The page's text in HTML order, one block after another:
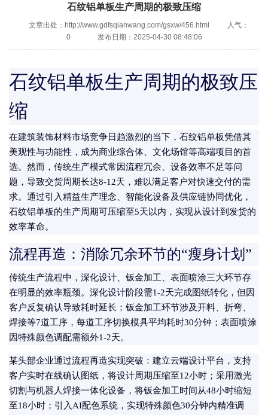
石纹铝单板生产周期的极致压缩
文章出处：http://www.gdfsqianwang.com/gsxw/456.html
人气：
0
发布日期：2025-04-30 08:48:06
石纹铝单板生产周期的极致压
缩
在建筑装饰材料市场竞争日趋激烈的当下，石纹铝单板凭借其
美观性与功能性，成为商业综合体、文化场馆等高端项目的首
选。然而，传统生产模式常因流程冗余、设备效率不足等问
题，导致交货周期长达8-12天，难以满足客户对快速交付的需
求。通过引入精益生产理念、智能化设备及供应链协同优化，
石纹铝单板的生产周期可压缩至5天以内，实现从设计到发货的
效率革命。
流程再造：消除冗余环节的“瘦身计划”
传统生产流程中，深化设计、钣金加工、表面喷涂三大环节存
在明显的效率瓶颈。深化设计阶段需1-2天完成图纸转化，但因
客户反复确认导致耗时延长；钣金加工环节涉及开料、折弯、
焊接等7道工序，每道工序切换模具平均耗时30分钟；表面喷涂
因特殊颜色调配需额外1-2天。
某头部企业通过流程再造实现突破：建立云端设计平台，支持
客户实时在线确认图纸，将设计周期压缩至12小时；采用激光
切割与机器人焊接一体化设备，将钣金加工时间从48小时缩短
至18小时；引入AI配色系统，实现特殊颜色30分钟内精准调